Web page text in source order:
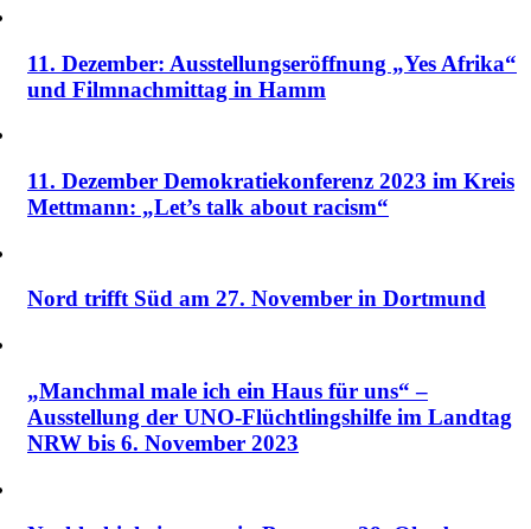
11. Dezember: Ausstellungseröffnung „Yes Afrika“
und Filmnachmittag in Hamm
11. Dezember Demokratiekonferenz 2023 im Kreis
Mettmann: „Let’s talk about racism“
Nord trifft Süd am 27. November in Dortmund
„Manchmal male ich ein Haus für uns“ –
Ausstellung der UNO-Flüchtlingshilfe im Landtag
NRW bis 6. November 2023